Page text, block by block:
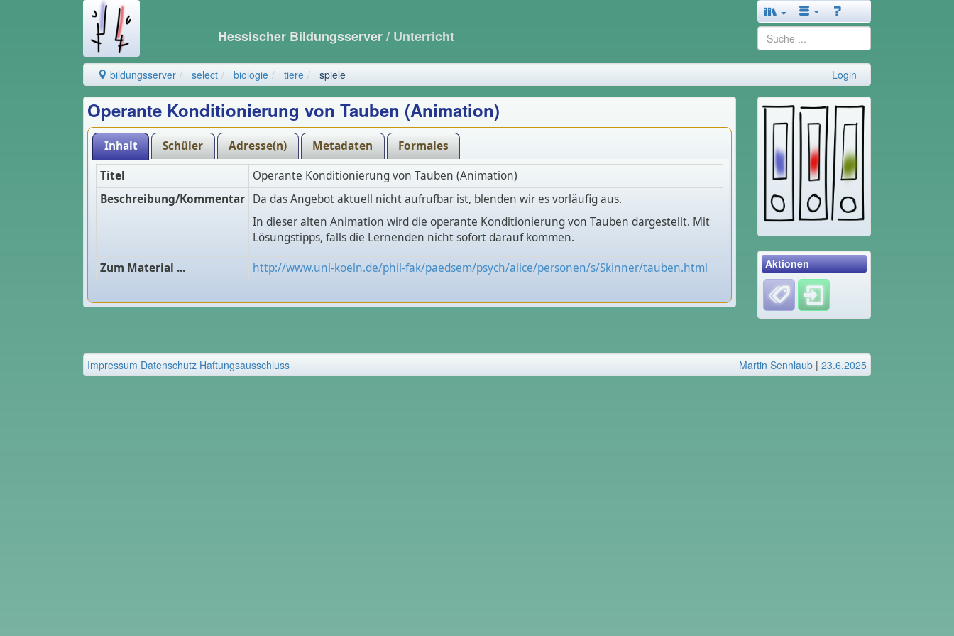
Hessischer Bildungsserver/ Unterricht
bildungsserver select biologie tiere spiele Login
Operante Konditionierung von Tauben (Animation)
Inhalt Schüler Adresse(n) Metadaten Formales
Titel
Operante Konditionierung von Tauben (Animation)
Beschreibung/Kommentar Da das Angebot aktuell nicht aufrufbar ist, blenden wir es vorläufig aus.
In dieser alten Animation wird die operante Konditionierung von Tauben dargestellt. Mit
Lösungstipps, falls die Lernenden nicht sofort darauf kommen.
Zum Material ... http://www.uni-koeln.de/phil-fak/paedsem/psych/alice/personen/s/Skinner/tauben.html Aktionen
Impressum Datenschutz Haftungsausschluss Martin Sennlaub | 23.6.2025